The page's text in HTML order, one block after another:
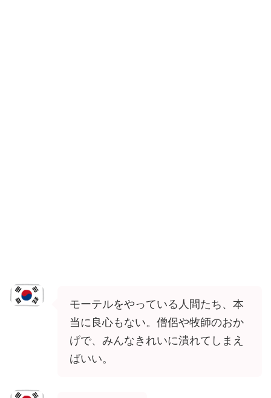
モーテルをやっている人間たち、本
当に良心もない。僧侶や牧師のおか
げで、みんなきれいに潰れてしまえ
ばいい。